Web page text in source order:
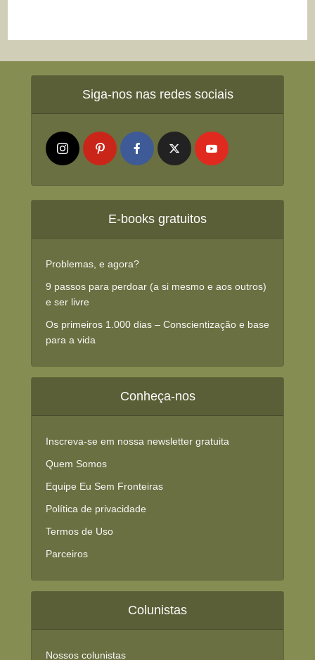
Siga-nos nas redes sociais
E-books gratuitos
Problemas, e agora?
9 passos para perdoar (a si mesmo e aos outros)
e ser livre
Os primeiros 1.000 dias – Conscientização e base
para a vida
Conheça-nos
Inscreva-se em nossa newsletter gratuita
Quem Somos
Equipe Eu Sem Fronteiras
Política de privacidade
Termos de Uso
Parceiros
Colunistas
Nossos colunistas